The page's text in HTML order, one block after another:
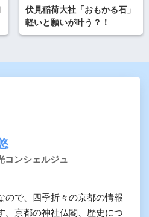
伏見稲荷大社「おもかる石」
軽いと願いが叶う？！
コンシェルジュ
ので、四季折々の京都の情報
。京都の神社仏閣、歴史につ